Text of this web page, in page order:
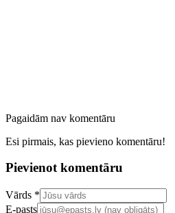
Pagaidām nav komentāru
Esi pirmais, kas pievieno komentāru!
Pievienot komentāru
Confirm your email address
Vārds *
E-pasts